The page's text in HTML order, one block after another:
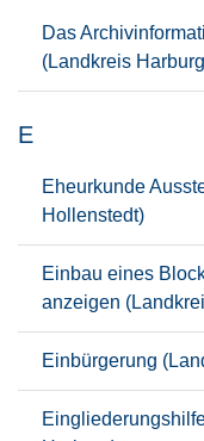
Das
(Landkreis
E
Eheurkunde
Hollenstedt)
Einbau eines
anzeigen
Einbürgerung